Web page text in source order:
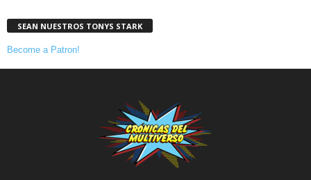
SEAN NUESTROS TONYS STARK
Become a Patron!